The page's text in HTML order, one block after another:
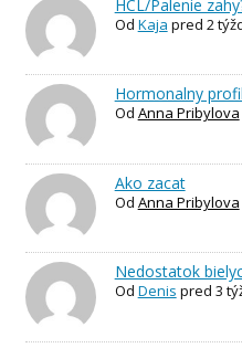
HCL/Palenie
Od Kaja pred 2
Hormonalny profil
Od Anna Pribylova
Ako zacat
Od Anna Pribylova
Nedostatok
Od Denis pred 3